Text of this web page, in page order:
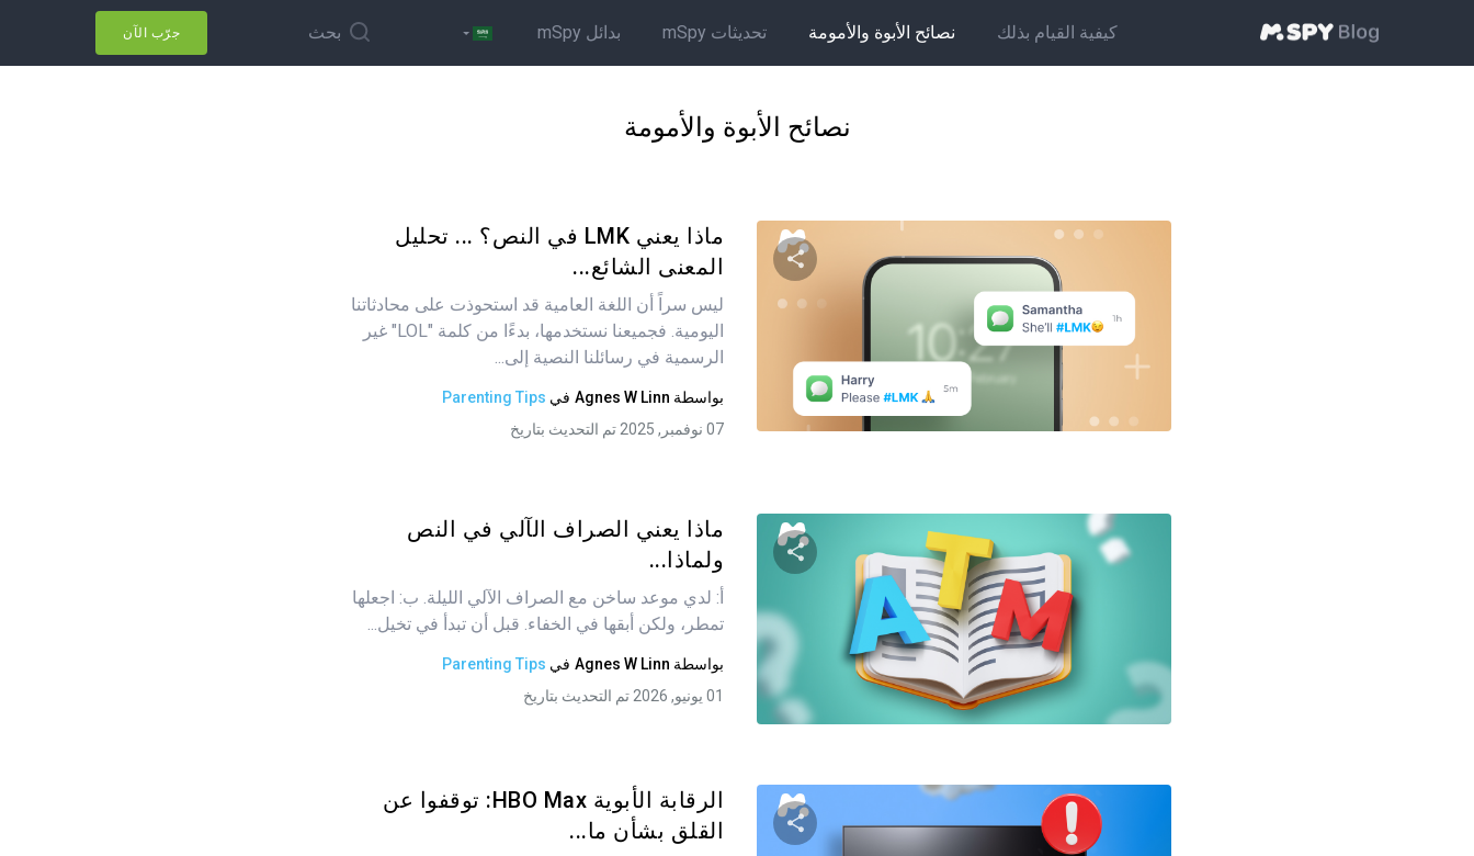
كيفية القيام بذلك نصائح الأبوة والأمومة تحديثات mSpy بدائل mSpy بحث جرّب الآن
نصائح الأبوة والأمومة
شارك هذه المقالة
فيسبوك نسخ الرابط
ماذا يعني LMK في النص؟ ... تحليل
المعنى الشائع...
ليس سراً أن اللغة العامية قد استحوذت على محادثاتنا
اليومية. فجميعنا نستخدمها، بدءًا من كلمة "LOL" غير
الرسمية في رسائلنا النصية إلى...
بواسطة Agnes W Linn في Parenting Tips
07 نوفمبر, 2025 تم التحديث بتاريخ
شارك هذه المقالة
تويتر فيسبوك نسخ الرابط
ماذا يعني الصراف الآلي في النص
ولماذا...
أ: لدي موعد ساخن مع الصراف الآلي الليلة. ب: اجعلها
تمطر، ولكن أبقها في الخفاء. قبل أن تبدأ في تخيل...
بواسطة Agnes W Linn في Parenting Tips
01 يونيو, 2026 تم التحديث بتاريخ
الرقابة الأبوية HBO Max: توقفوا عن
القلق بشأن ما...